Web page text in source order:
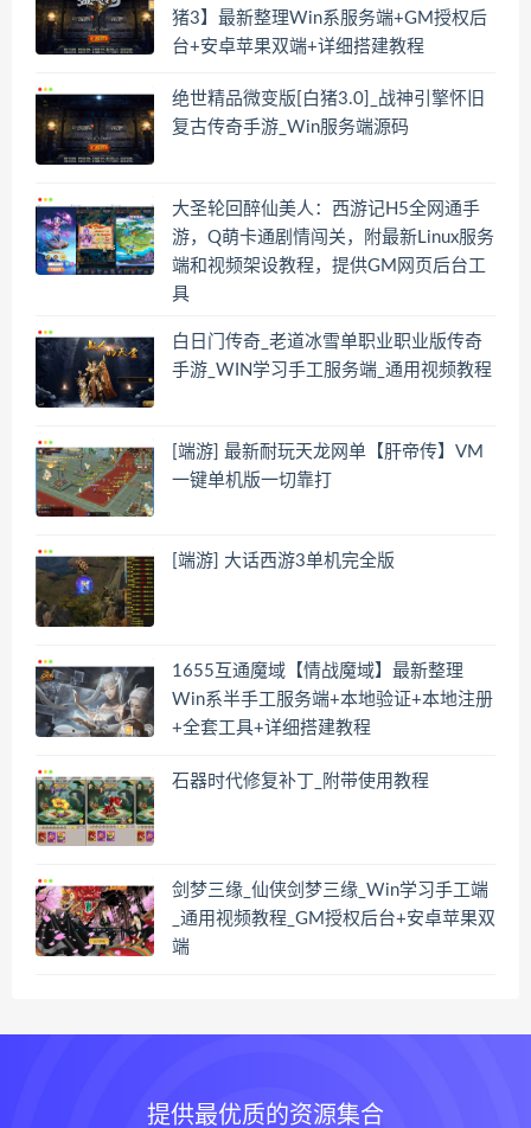
猪3】最新整理Win系服务端+GM授权后
台+安卓苹果双端+详细搭建教程
绝世精品微变版[白猪3.0]_战神引擎怀旧
复古传奇手游_Win服务端源码
大圣轮回醉仙美人：西游记H5全网通手
游，Q萌卡通剧情闯关，附最新Linux服务
端和视频架设教程，提供GM网页后台工
具
白日门传奇_老道冰雪单职业职业版传奇
手游_WIN学习手工服务端_通用视频教程
[端游] 最新耐玩天龙网单【肝帝传】VM
一键单机版一切靠打
[端游] 大话西游3单机完全版
1655互通魔域【情战魔域】最新整理
Win系半手工服务端+本地验证+本地注册
+全套工具+详细搭建教程
石器时代修复补丁_附带使用教程
剑梦三缘_仙侠剑梦三缘_Win学习手工端
_通用视频教程_GM授权后台+安卓苹果双
端
提供最优质的资源集合